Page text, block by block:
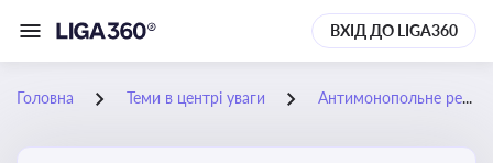
ВХІД ДО LIGA360
Головна Теми в центрі уваги Антимонопольне регулювання та конкурентна політика